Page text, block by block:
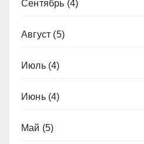
Сентябрь (4)
Август (5)
Июль(4)
Июнь(4)
Май (5)